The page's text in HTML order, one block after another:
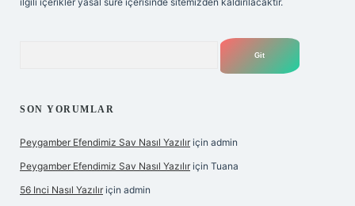
SON YORUMLAR
Peygamber Efendimiz Sav Nasıl Yazılır için admin
Peygamber Efendimiz Sav Nasıl Yazılır için Tuana
56 Inci Nasıl Yazılır için admin